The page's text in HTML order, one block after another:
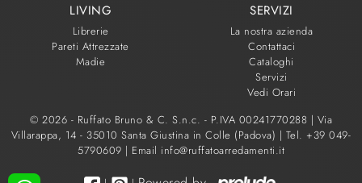
LIVING
Librerie
Pareti Attrezzate
Madie
SERVIZI
La nostra azienda
Contattaci
Cataloghi
Servizi
Vedi Orari
© 2026 - Ruffato Bruno & C. S.n.c. - P.IVA 00241770288 | Via
Villarappa, 14 - 35010 Santa Giustina in Colle (Padova) | Tel. +39 049-
5790609 | Email info@ruffatoarredamenti.it